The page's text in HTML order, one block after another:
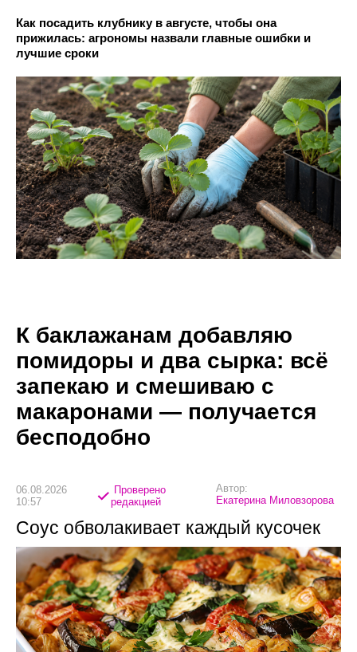
Как посадить клубнику в августе, чтобы она
прижилась: агрономы назвали главные ошибки и
лучшие сроки
К баклажанам добавляю
помидоры и два сырка: всё
запекаю и смешиваю с
макаронами — получается
бесподобно
06.08.2026
10:57
Проверено
редакцией
Автор:
Екатерина Миловзорова
Соус обволакивает каждый кусочек